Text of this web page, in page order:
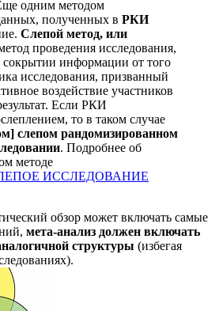
одним методом
полученных в РКИ
Слепой метод, или
проведения исследования,
информации от того
исследования, призванный
воздействие участников
Если РКИ
то в таком случае
слепом рандомизированном
. Подробнее об
методе
ИССЛЕДОВАНИЕ
обзор может включать самые
мета-анализ должен включать
структуры (избегая